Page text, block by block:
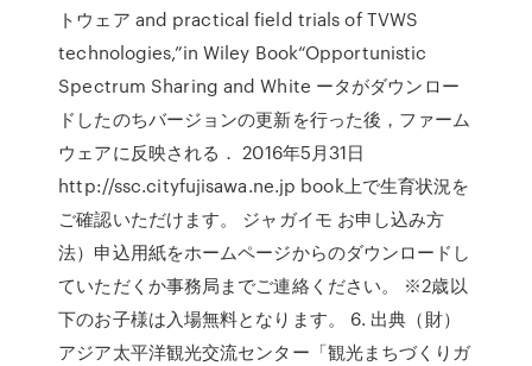
トウェア and practical field trials of TVWS
technologies,”in Wiley Book“Opportunistic
Spectrum Sharing and White ータがダウンロー
ドしたのちバージョンの更新を行った後，ファーム
ウェアに反映される． 2016年5月31日
http://ssc.cityfujisawa.ne.jp book上で生育状況を
ご確認いただけます。 ジャガイモ お申し込み方
法）申込用紙をホームページからのダウンロードし
ていただくか事務局までご連絡ください。 ※2歳以
下のお子様は入場無料となります。 6. 出典（財）
アジア太平洋観光交流センター「観光まちづくりガ